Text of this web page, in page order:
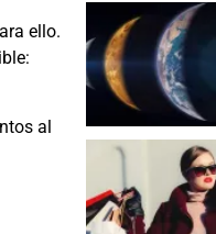
ello.
al